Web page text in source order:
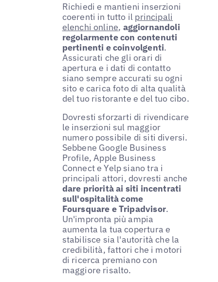
Richiedi e mantieni inserzioni
coerenti in tutto il principali
elenchi online, aggiornandoli
regolarmente con contenuti
pertinenti e coinvolgenti.
Assicurati che gli orari di
apertura e i dati di contatto
siano sempre accurati su ogni
sito e carica foto di alta qualità
del tuo ristorante e del tuo cibo.
Dovresti sforzarti di rivendicare
le inserzioni sul maggior
numero possibile di siti diversi.
Sebbene Google Business
Profile, Apple Business
Connect e Yelp siano tra i
principali attori, dovresti anche
dare priorità ai siti incentrati
sull'ospitalità come
Foursquare e Tripadvisor.
Un'impronta più ampia
aumenta la tua copertura e
stabilisce sia l'autorità che la
credibilità, fattori che i motori
di ricerca premiano con
maggiore risalto.